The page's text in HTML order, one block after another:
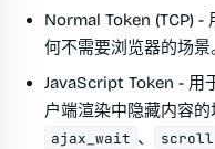
Normal Token (TCP) -
何不需要浏览器的场景
JavaScript Token - 用
户端渲染中隐藏内容的
ajax_wait 、 scroll